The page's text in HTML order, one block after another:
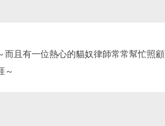
且有一位熱心的貓奴律師常常幫忙照顧
～